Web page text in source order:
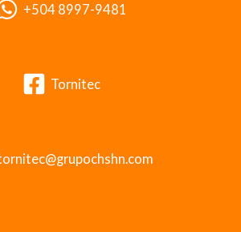
+504 8997-9481
Tornitec